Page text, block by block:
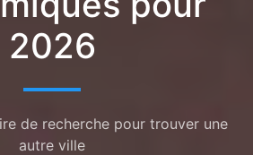
2026
de recherche pour trouver une
autre ville